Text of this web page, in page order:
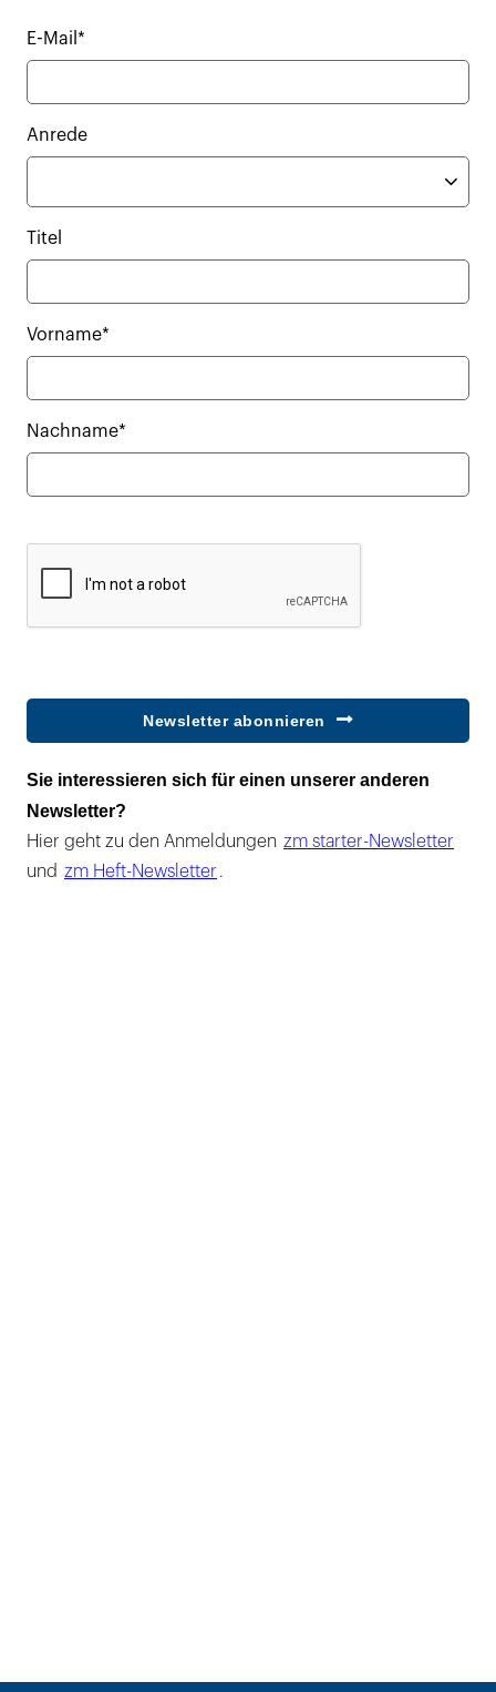
E-Mail*
Anrede
Titel
Vorname*
Nachname*
Newsletter abonnieren
Sie interessieren sich für einen unserer anderen
Newsletter?
Hier geht zu den Anmeldungen zm starter-Newsletter
und zm Heft-Newsletter .